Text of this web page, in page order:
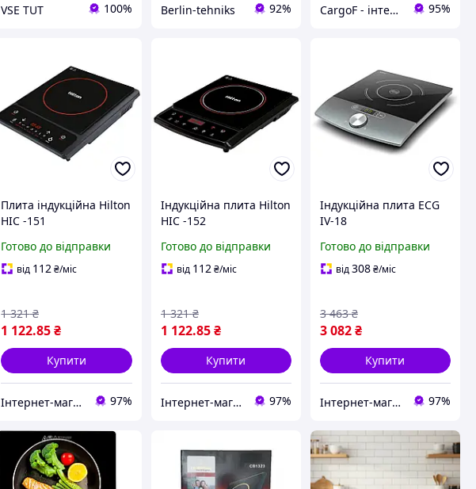
VSE TUT 100% Berlin-tehniks 92% CargoF - інтернет-магазин побутової техніки та товарів для дому 95%
Плита індукційна Hilton
HIC -151
Готово до відправки
від 112₴/міс
1 122.85₴
1 321 ₴
Купити
Інтернет-магазин Імперія-TV 97%
Індукційна плита Hilton
HIC -152
Готово до відправки
від 112 ₴/міс
1 122.85 ₴
1 321 ₴
Купити
Інтернет-магазин Імперія-TV 97%
Індукційна плита EСG
IV-18
Готово до відправки
від308₴/міс
3 082₴
3 463 ₴
Купити
Інтернет-магазин Імперія-TV 97%